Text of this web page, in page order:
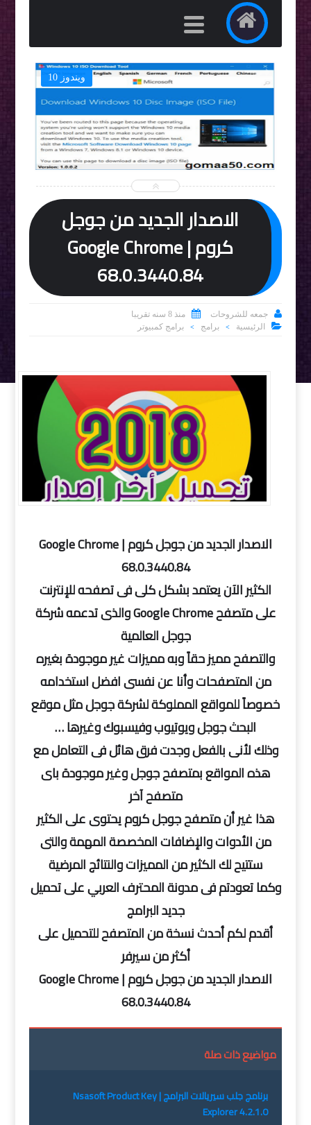
ويندوز 10
الاصدار الجديد من جوجل
كروم | Google Chrome
68.0.3440.84
 جمعه للشروحات 
منذ 8 سنه تقريبا

الرئيسية > برامج > برامج كمبيوتر
الاصدار الجديد من جوجل كروم | Google Chrome
68.0.3440.84
الكثير الآن يعتمد بشكل كلى فى تصفحه للإنترنت
على متصفح Google Chrome والذى تدعمه شركة
جوجل العالمية
والتصفح مميز حقاً وبه مميزات غير موجودة بغيره
من المتصفحات وأنا عن نفسى افضل استخدامه
خصوصاً للمواقع المملوكة لشركة جوجل مثل موقع
البحث جوجل ويوتيوب وفيسبوك وغيرها …
وذلك لأنى بالفعل وجدت فرق هائل فى التعامل مع
هذه المواقع بمتصفح جوجل وغير موجودة باى
متصفح آخر
هذا غير أن متصفح جوجل كروم يحتوى على الكثير
من الأدوات والإضافات المخصصة المهمة والتى
ستتيح لك الكثير من المميزات والنتائج المرضية
وكما تعودتم فى مدونة المحترف العربي على تحميل
جديد البرامج
أقدم لكم أحدث نسخة من المتصفح للتحميل على
أكثر من سيرفر
الاصدار الجديد من جوجل كروم | Google Chrome
68.0.3440.84
مواضيع ذات صلة
برنامج جلب سيريالات البرامج | Nsasoft Product Key
Explorer 4.2.1.0